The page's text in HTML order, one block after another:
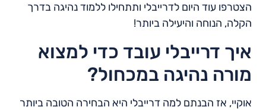
הצטרפו עוד היום לדרייבלי ותתחילו ללמוד נהיגה בדרך
הקלה, הנוחה והיעילה ביותר!
איך דרייבלי עובד כדי למצוא
מורה נהיגה במכחול?
אוקיי, אז הבנתם למה דרייבלי היא הבחירה הטובה ביותר